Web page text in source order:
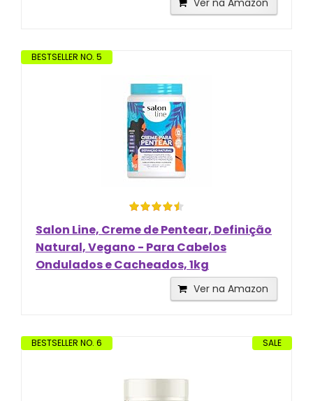
BESTSELLER NO. 5
Salon Line, Creme de Pentear, Definição
Natural, Vegano - Para Cabelos
Ondulados e Cacheados, 1kg
Ver na Amazon
SALE
BESTSELLER NO. 6